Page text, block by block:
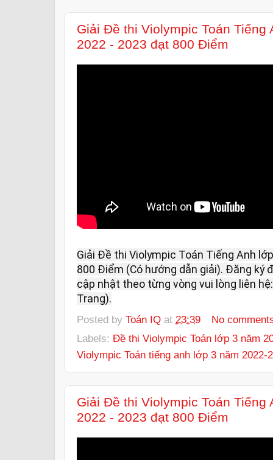
Giải Đề thi Violympic Toán Tiếng
2022 - 2023 đạt 800 Điểm
Giải Đề thi Violympic Toán Tiếng Anh
800 Điểm (Có hướng dẫn giải). Đăng ký
cập nhật theo từng vòng vui lòng liên
Trang).
Posted by Toán IQ at 23:39
No
Labels: Đề thi Violympic Toán lớp 3 năm
Violympic Toán tiếng anh lớp 3 năm 2022-
Giải Đề thi Violympic Toán Tiếng
2022 - 2023 đạt 800 Điểm